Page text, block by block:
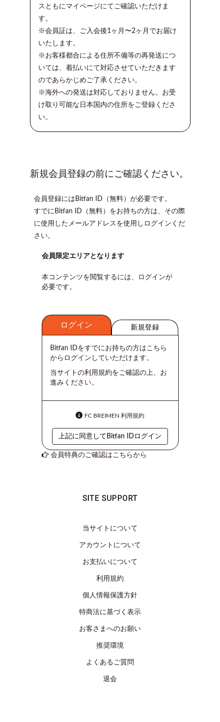
スともにマイページにてご確認いただけま
す。
※会員証は、ご入会後1ヶ月〜2ヶ月でお届け
いたします。
※お客様都合による住所不備等の再発送につ
いては、着払いにて対応させていただきます
のであらかじめご了承ください。
※海外への発送は対応しておりません。お受
け取り可能な日本国内の住所をご登録くださ
い。
新規会員登録の前にご確認ください。
会員登録にはBitfan ID（無料）が必要です。
すでにBitfan ID（無料）をお持ちの方は、その際
に使用したメールアドレスを使用しログインくだ
さい。
会員限定エリアとなります
本コンテンツを閲覧するには、ログインが
必要です。
ログイン 新規登録
Bitfan IDをすでにお持ちの方はこちら
からログインしていただけます。
当サイトの利用規約をご確認の上、お
進みください。
FC BREIMEN 利用規約
上記に同意してBitfan IDログイン
会員特典のご確認はこちらから
SITE SUPPORT
当サイトについて
アカウントについて
お支払いについて
利用規約
個人情報保護方針
特商法に基づく表示
お客さまへのお願い
推奨環境
よくあるご質問
退会